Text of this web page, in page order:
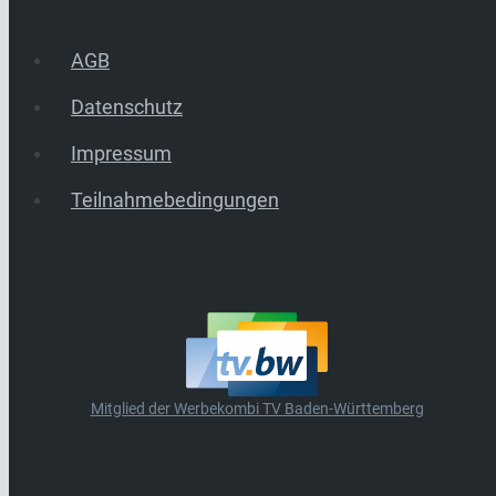
AGB
Datenschutz
Impressum
Teilnahmebedingungen
Mitglied der Werbekombi TV Baden-Württemberg